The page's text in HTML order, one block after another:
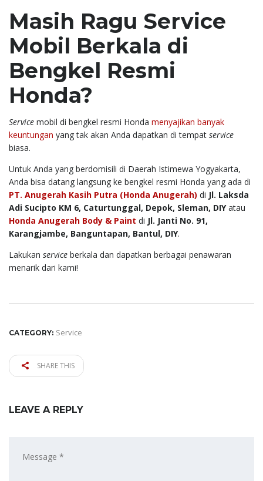
Masih Ragu Service
Mobil Berkala di
Bengkel Resmi
Honda?
Service mobil di bengkel resmi Honda menyajikan banyak
keuntungan yang tak akan Anda dapatkan di tempat service
biasa.
Untuk Anda yang berdomisili di Daerah Istimewa Yogyakarta,
Anda bisa datang langsung ke bengkel resmi Honda yang ada di
PT. Anugerah Kasih Putra (Honda Anugerah) di Jl. Laksda
Adi Sucipto KM 6, Caturtunggal, Depok, Sleman, DIYatau
Honda Anugerah Body & Paint di Jl. Janti No. 91,
Karangjambe, Banguntapan, Bantul, DIY.
Lakukan service berkala dan dapatkan berbagai penawaran
menarik dari kami!
CATEGORY: Service
SHARE THIS
LEAVE A REPLY